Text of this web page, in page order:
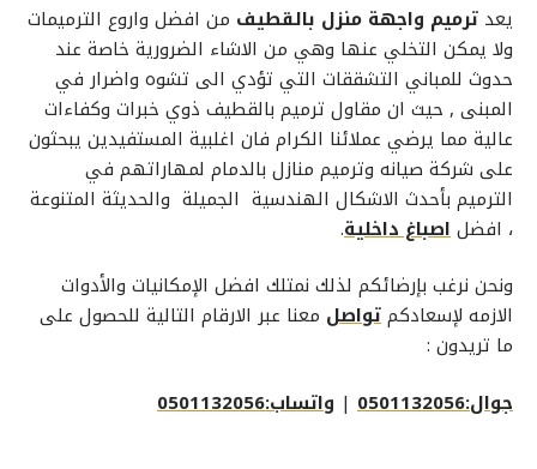
يعد ترميم واجهة منزل بالقطيف من افضل واروع الترميمات
ولا يمكن التخلي عنها وهي من الاشاء الضرورية خاصة عند
حدوث للمباني التشققات التي تؤدي الى تشوه واضرار في
المبنى , حيث ان مقاول ترميم بالقطيف ذوي خبرات وكفاءات
عالية مما يرضي عملائنا الكرام فان اغلبية المستفيدين يبحثون
على شركة صيانه وترميم منازل بالدمام لمهاراتهم في
الترميم بأحدث الاشكال الهندسية الجميلة والحديثة المتنوعة
، افضلاصباغ داخلية.
ونحن نرغب بإرضائكم لذلك نمتلك افضل الإمكانيات والأدوات
الازمه لإسعادكمتواصل معنا عبر الارقام التالية للحصول على
ما تريدون :
جوال:0501132056
| واتساب:0501132056